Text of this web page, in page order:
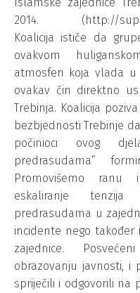
2014. (http://
Koalicija ističe da
ovakvom
atmosferi koja vlada
ovakav čin direktno
Trebinja. Koalicija
bezbjednosti Trebinje
počinioci ovog
predrasudama”
Promovišemo ranu
eskaliranje
predrasudama u
incidente nego
zajednice.
obrazovanju javnosti, i
spriječili i odgovorili na